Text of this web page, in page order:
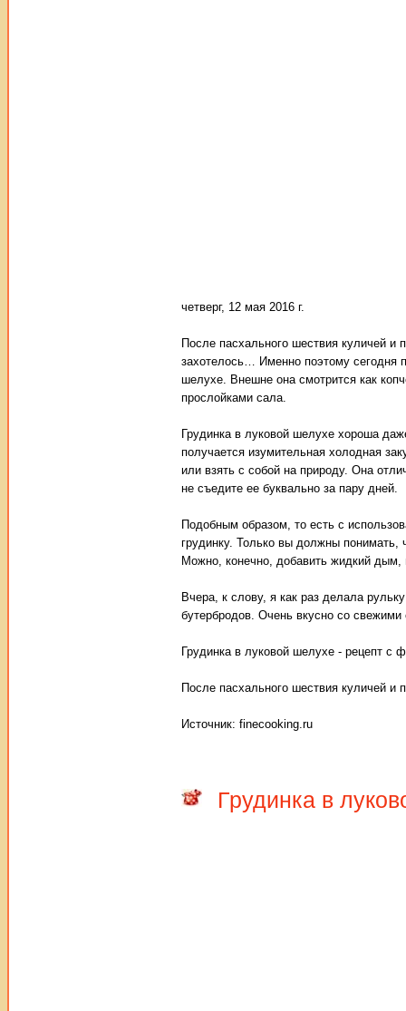
четверг, 12 мая 2016 г.
После пасхального шествия куличей и
захотелось… Именно поэтому сегодня
шелухе. Внешне она смотрится как
прослойками сала.
Грудинка в луковой шелухе хороша
получается изумительная холодная
или взять с собой на природу. Она
не съедите ее буквально за пару дней.
Подобным образом, то есть с
грудинку. Только вы должны понимать,
Можно, конечно, добавить жидкий дым,
Вчера, к слову, я как раз делала
бутербродов. Очень вкусно со
Грудинка в луковой шелухе - рецепт с
После пасхального шествия куличей и
Источник: finecooking.ru
Грудинка в